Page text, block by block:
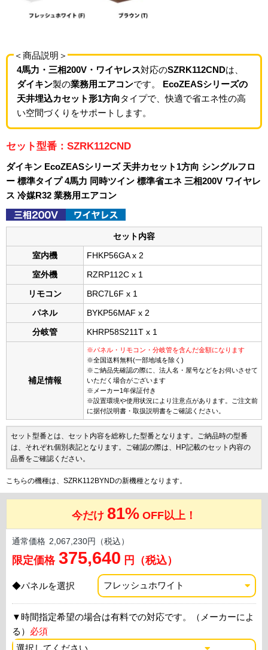
＜商品説明＞
4馬力・三相200V・ワイヤレス対応のSZRK112CNDは、
ダイキン製の業務用エアコンです。 EcoZEASシリーズの
天井埋込カセット形1方向タイプで、快適で省エネ性の高
い空間づくりをサポートします。
セット型番：SZRK112CND
ダイキン EcoZEASシリーズ 天井カセット1方向 シングルフロ
ー 標準タイプ 4馬力 同時ツイン 標準省エネ 三相200V ワイヤレ
ス 冷媒R32 業務用エアコン
セット内容
室内機 FHKP56GA x 2
室外機 RZRP112C x 1
リモコン BRC7L6F x 1
パネル BYKP56MAF x 2
分岐管 KHRP58S211T x 1
補足情報
※パネル・リモコン・分岐管を含んだ金額になります
※全国送料無料(一部地域を除く)
※ご納品先確認の際に、法人名・屋号などをお伺いさせて
いただく場合がございます
※メーカー1年保証付き
※設置環境や使用状況により注意点があります。ご注文前
に据付説明書・取扱説明書をご確認ください。
セット型番とは、セット内容を総称した型番となります。ご納品時の型番
は、それぞれ個別表記となります。ご確認の際は、HP記載のセット内容の
品番をご確認ください。
こちらの機種は、SZRK112BYNDの新機種となります。
今だけ 81% OFF以上！
通常価格 2,067,230円（税込）
限定価格 375,640 円（税込）
◆パネルを選択
▼時間指定希望の場合は有料での対応です。（メーカーによ
る） 必須